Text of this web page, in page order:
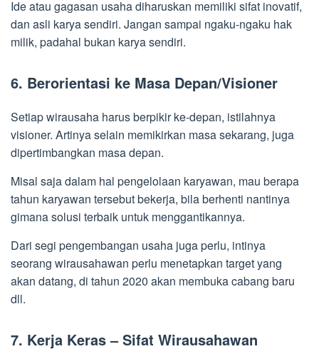
Ide atau gagasan usaha diharuskan memiliki sifat inovatif,
dan asli karya sendiri. Jangan sampai ngaku-ngaku hak
milik, padahal bukan karya sendiri.
6. Berorientasi ke Masa Depan/Visioner
Setiap wirausaha harus berpikir ke-depan, istilahnya
visioner. Artinya selain memikirkan masa sekarang, juga
dipertimbangkan masa depan.
Misal saja dalam hal pengelolaan karyawan, mau berapa
tahun karyawan tersebut bekerja, bila berhenti nantinya
gimana solusi terbaik untuk menggantikannya.
Dari segi pengembangan usaha juga perlu, intinya
seorang wirausahawan perlu menetapkan target yang
akan datang, di tahun 2020 akan membuka cabang baru
dll.
7. Kerja Keras– Sifat Wirausahawan